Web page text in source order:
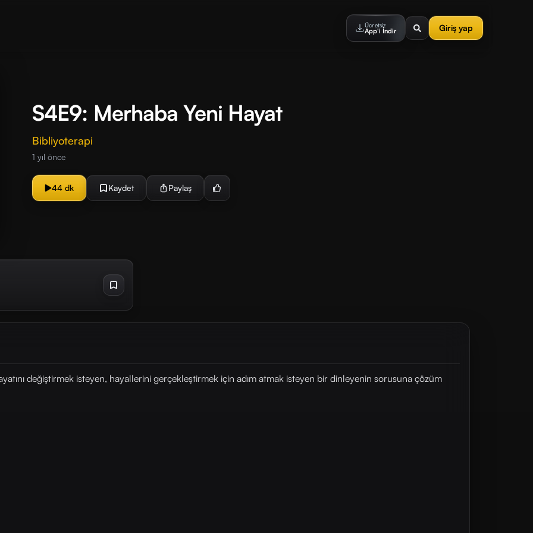
Ücretsiz
App'i İndir Giriş yap
S4E9: Merhaba Yeni Hayat
Bibliyoterapi
1 yıl önce
44 dk Kaydet Paylaş
değiştirmek isteyen, hayallerini gerçekleştirmek için adım atmak isteyen bir dinleyenin sorusuna çözüm